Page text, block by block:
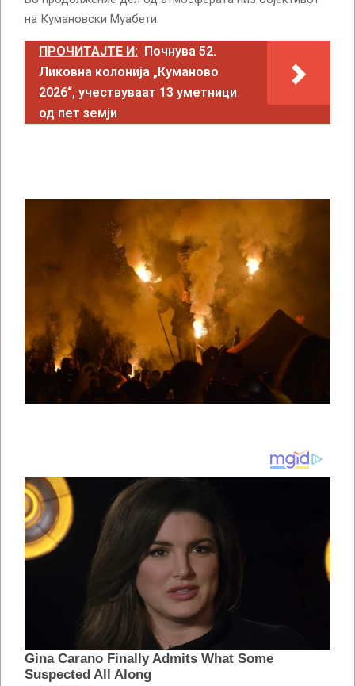
на Кумановски Муабети.
ПРОЧИТАЈТЕ И:
Почнува 52.
Ликовна колонија „Куманово
2026“, учествуваат 13 уметници
од пет земји